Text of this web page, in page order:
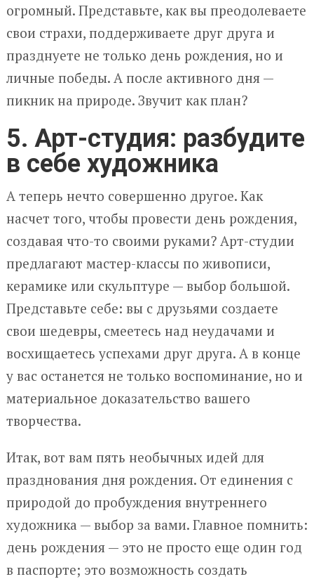
огромный. Представьте, как вы преодолеваете
свои страхи, поддерживаете друг друга и
празднуете не только день рождения, но и
личные победы. А после активного дня —
пикник на природе. Звучит как план?
5. Арт-студия: разбудите
в себе художника
А теперь нечто совершенно другое. Как
насчет того, чтобы провести день рождения,
создавая что-то своими руками? Арт-студии
предлагают мастер-классы по живописи,
керамике или скульптуре — выбор большой.
Представьте себе: вы с друзьями создаете
свои шедевры, смеетесь над неудачами и
восхищаетесь успехами друг друга. А в конце
у вас останется не только воспоминание, но и
материальное доказательство вашего
творчества.
Итак, вот вам пять необычных идей для
празднования дня рождения. От единения с
природой до пробуждения внутреннего
художника — выбор за вами. Главное помнить:
день рождения — это не просто еще один год
в паспорте; это возможность создать